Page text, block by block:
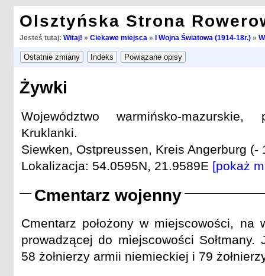
Olsztyńska Strona
Jesteś tutaj: Witaj! » Ciekawe miejsca » I Wojna Światowa (1914-18r.)»
Żywki
Województwo warmińsko-
Kruklanki.
Siewken, Ostpreussen, Kreis Angerburg (-
Lokalizacja: 54.0595N, 21.9589E [pokaż
Cmentarz wojenny
Cmentarz położony w miejscowości, na
prowadzącej do miejscowości
58 żołnierzy armii niemieckiej i 79